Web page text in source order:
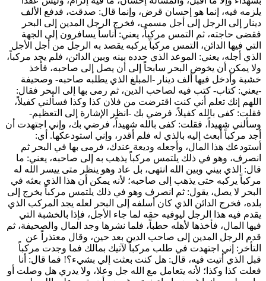
يلزمه فيه، إنما هو إحسان قرض، وإنما قال: صدقت، فدفع الألف
دينار إلى الرجل إلى أجل مسمى، فخرج الرجل المدين إلى البحر
فقضى حاجته، ثم التمس مركباً، يعني: أناساً يسافرون إلى الجهة
التي فيها الدائن، التمس مركباً يركبه يقصد به الرجل من أجل الأجل
الذي أجله، يعني: الموعد الذي حدده بينه وبين الدائن، فلم يجد مركباً،
ولا يمكن أن يخوض البحر سابحاً إلى أن يصل إلى صاحبه، فأخذ
خشبة وأدخل فيها ألف دينار -المبلغ الذي يطلبه صاحبه- وصحيفة
-يعني: كتاب- كتب فيه لصاحب الدين، ثم رمى بها إلى البحر فقال:
اللهم إنك تعلم أني كنت اقترضت من فلان كذا وكذا فسألني كفيلاً،
فقلت: كفى بالله كفيلاً، فرضي بك -انظر الإشارة إلى التعظيم-
وسألني شهيداً، فقلت: كفى بالله شهيداً، فرضي بك، وإني اجتهدت أن
أجد مركباً أبعث إليه بالذي له فلم أقدر، وإني استودعكها. أي:
أستودعك هذا المال، وأجعله وديعة عندك، فرمى بها في البحر ثم
انصرف، وهو في ذلك يلتمس مركباً يذهب به إلى صاحبه، يعني: ما
قال: الذي بيني وبين الله انتهى، بل عاد وهو ينظر متى ييسر الله له
مركباً يركبه حتى يذهب إلى صاحبه؛ لأنه يمكن أن هذا الذي بعثه في
البحر لا يصل، يقول: ثم انصرف وهو في ذلك يلتمس مركباً يخرج إلى
بلده، فخرج الدائن الذي كان أسلفه إلى البحر لعله يجد المركب الذي
يقدم فيه هذا الرجل ليوفيه حقه لما جاء الأجل، فإذا بالخشبة التي
فيها المال، فأخذها لأهله حطباً، فلما نشرها وجد المال والصحيفة، ثم
قدم الرجل المدين إلى صاحب الدين بعد حين، وقال معتذراً عن
التأخر: إني اجتهدت في طلب مركباً لآتيك بمالك فما وجدت مركباً
قبل الذي أتيت فيه، قال: هل كنت بعثت إلي بشيء؟! فما قال: أنا
فعلت كذا وكذا؛ لأنه يتعامل مع الله جل وعلا، ولا يدري هل وصلت أو